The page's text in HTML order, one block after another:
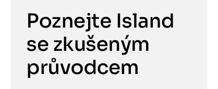
Poznejte Island
se zkušeným
průvodcem